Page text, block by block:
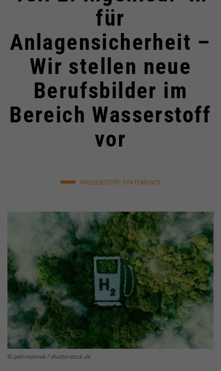
für
Anlagensicherheit –
Wir stellen neue
Berufsbilder im
Bereich Wasserstoff
vor
WASSERSTOFF STATEMENTS
© petrmalinak / shutterstock.de